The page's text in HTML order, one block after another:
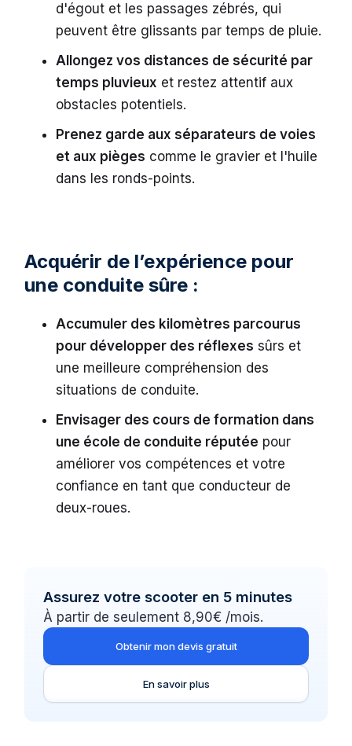
d'égout et les passages zébrés, qui
peuvent être glissants par temps de pluie.
Allongez vos distances de sécurité par
temps pluvieux et restez attentif aux
obstacles potentiels.
Prenez garde aux séparateurs de voies
et aux pièges comme le gravier et l'huile
dans les ronds-points.
Acquérir de l’expérience pour
une conduite sûre :
Accumuler des kilomètres parcourus
pour développer des réflexes sûrs et
une meilleure compréhension des
situations de conduite.
Envisager des cours de formation dans
une école de conduite réputée pour
améliorer vos compétences et votre
confiance en tant que conducteur de
deux-roues.
Assurez votre scooter en 5 minutes
À partir de seulement 8,90€ /mois.
Obtenir mon devis gratuit
En savoir plus